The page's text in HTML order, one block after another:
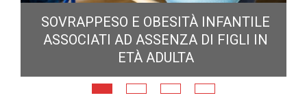
SOVRAPPESO E OBESITÀ INFANTILE
ASSOCIATI AD ASSENZA DI FIGLI IN
ETÀ ADULTA